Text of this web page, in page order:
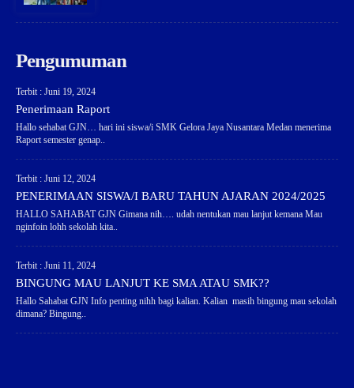
Pengumuman
Terbit : Juni 19, 2024
Penerimaan Raport
Hallo sehabat GJN… hari ini siswa/i SMK Gelora Jaya Nusantara Medan menerima
Raport semester genap..
Terbit : Juni 12, 2024
PENERIMAAN SISWA/I BARU TAHUN AJARAN 2024/2025
HALLO SAHABAT GJN Gimana nih…. udah nentukan mau lanjut kemana Mau
nginfoin lohh sekolah kita..
Terbit : Juni 11, 2024
BINGUNG MAU LANJUT KE SMA ATAU SMK??
Hallo Sahabat GJN Info penting nihh bagi kalian. Kalian masih bingung mau sekolah
dimana? Bingung..